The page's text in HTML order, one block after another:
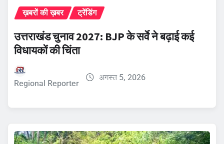
ख़बरों की ख़बर ट्रेंडिंग
उत्तराखंड चुनाव 2027: BJP के सर्वे ने बढ़ाई कई
विधायकों की चिंता
Regional Reporter
अगस्त 5, 2026